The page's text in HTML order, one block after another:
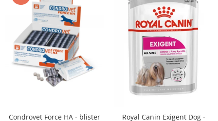
Condrovet Force HA - blister Royal Canin Exigent Dog -